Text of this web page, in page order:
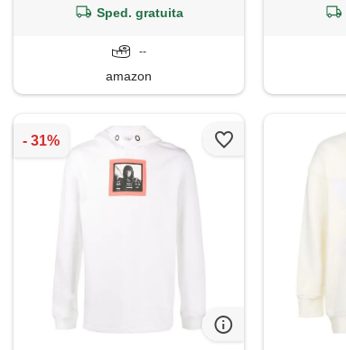
Sped. gratuita
--
amazon